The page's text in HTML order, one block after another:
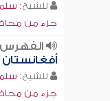
للشيخ:
جزء من
أفغانستان
للشيخ:
جزء من